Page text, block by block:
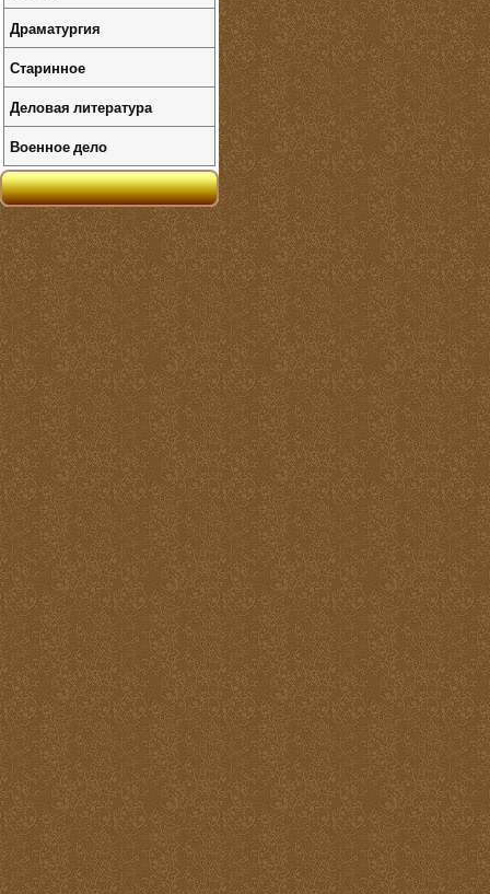
Драматургия
Старинное
Деловая литература
Военное дело